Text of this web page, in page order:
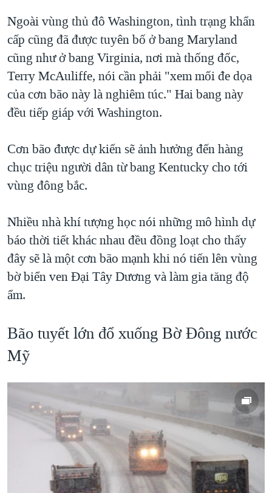
Ngoài vùng thủ đô Washington, tình trạng khẩn
cấp cũng đã được tuyên bố ở bang Maryland
cũng như ở bang Virginia, nơi mà thống đốc,
Terry McAuliffe, nói cần phải "xem mối đe dọa
của cơn bão này là nghiêm túc." Hai bang này
đều tiếp giáp với Washington.
Cơn bão được dự kiến sẽ ảnh hưởng đến hàng
chục triệu người dân từ bang Kentucky cho tới
vùng đông bắc.
Nhiều nhà khí tượng học nói những mô hình dự
báo thời tiết khác nhau đều đồng loạt cho thấy
đây sẽ là một cơn bão mạnh khi nó tiến lên vùng
bờ biển ven Đại Tây Dương và làm gia tăng độ
ẩm.
Bão tuyết lớn đổ xuống Bờ Đông nước
Mỹ